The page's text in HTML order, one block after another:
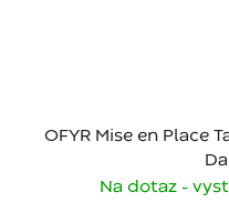
OFYR Mise en Place
Na dotaz -